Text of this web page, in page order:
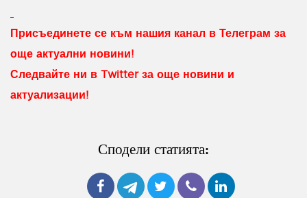
Присъединете се към нашия канал в Телеграм за
още актуални новини!
Следвайте ни в Twitter за още новини и
актуализации!
Сподели статията: